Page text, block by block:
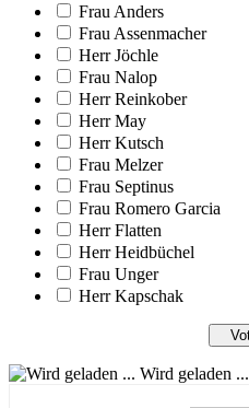
Frau Anders
Frau Assenmacher
Herr Jöchle
Frau Nalop
Herr Reinkober
Herr May
Herr Kutsch
Frau Melzer
Frau Septinus
Frau Romero Garcia
Herr Flatten
Herr Heidbüchel
Frau Unger
Herr Kapschak
Wird geladen ...